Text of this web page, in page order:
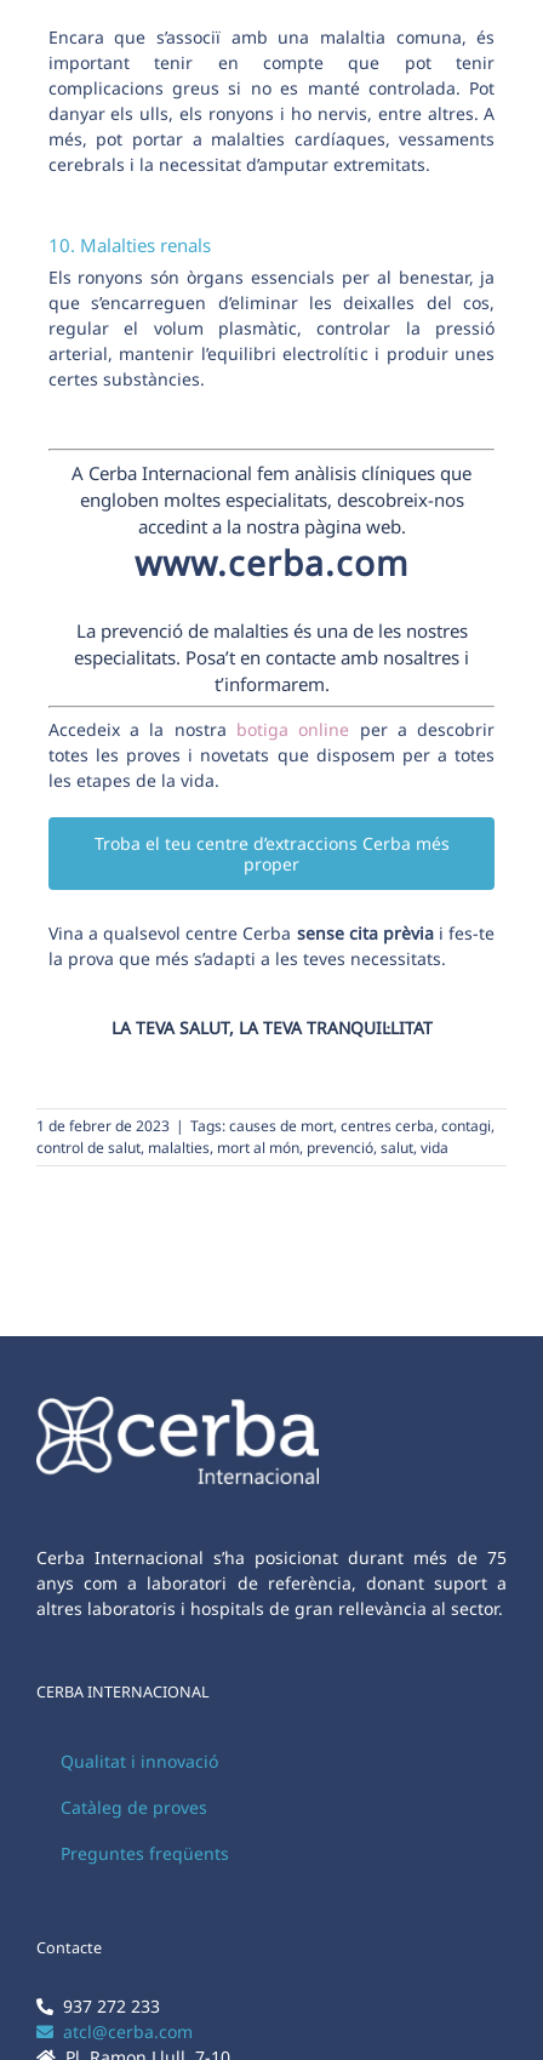
Encara que s’associï amb una malaltia comuna, és
important tenir en compte que pot tenir
complicacions greus si no es manté controlada. Pot
danyar els ulls, els ronyons i ho nervis, entre altres. A
més, pot portar a malalties cardíaques, vessaments
cerebrals i la necessitat d’amputar extremitats.
10. Malalties renals
Els ronyons són òrgans essencials per al benestar, ja
que s’encarreguen d’eliminar les deixalles del cos,
regular el volum plasmàtic, controlar la pressió
arterial, mantenir l’equilibri electrolític i produir unes
certes substàncies.
A Cerba Internacional fem anàlisis clíniques que
engloben moltes especialitats, descobreix-nos
accedint a la nostra pàgina web.
www.cerba.com
La prevenció de malalties és una de les nostres
especialitats. Posa’t en contacte amb nosaltres i
t’informarem.
Accedeix a la nostra botiga online per a descobrir
totes les proves i novetats que disposem per a totes
les etapes de la vida.
Troba el teu centre d’extraccions Cerba més
proper
Vina a qualsevol centre Cerba sense cita prèvia i fes-te
la prova que més s’adapti a les teves necessitats.
LA TEVA SALUT, LA TEVA TRANQUIL·LITAT
1 de febrer de 2023 | Tags:causes de mort, centres cerba, contagi,
control de salut, malalties, mort al món, prevenció, salut, vida
Cerba Internacional s’ha posicionat durant més de 75
anys com a laboratori de referència, donant suport a
altres laboratoris i hospitals de gran rellevància al sector.
CERBA INTERNACIONAL
Qualitat i innovació
Catàleg de proves
Preguntes freqüents
Contacte
937 272 233
atcl@cerba.com